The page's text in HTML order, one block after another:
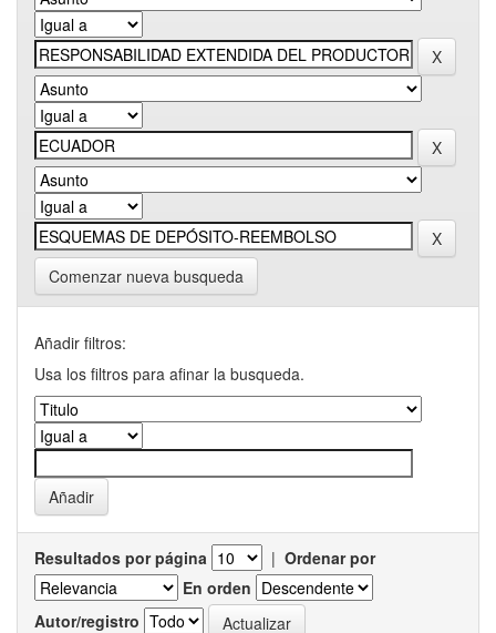
Comenzar nueva busqueda
Añadir filtros:
Usa los filtros para afinar la busqueda.
Resultados por página | Ordenar por
En orden
Autor/registro